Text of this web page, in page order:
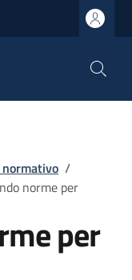
/
norme per
per